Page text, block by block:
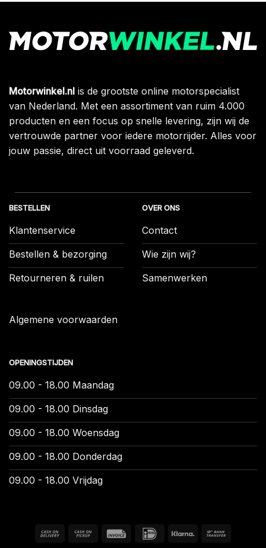
Motorwinkel.nl is de grootste online motorspecialist
van Nederland. Met een assortiment van ruim 4.000
producten en een focus op snelle levering, zijn wij de
vertrouwde partner voor iedere motorrijder. Alles voor
jouw passie, direct uit voorraad geleverd.
BESTELLEN
Klantenservice
Bestellen & bezorging
Retourneren & ruilen
Algemene voorwaarden
OVER ONS
Contact
Wie zijn wij?
Samenwerken
OPENINGSTIJDEN
09.00 - 18.00 Maandag
09.00 - 18.00 Dinsdag
09.00 - 18.00 Woensdag
09.00 - 18.00 Donderdag
09.00 - 18.00 Vrijdag